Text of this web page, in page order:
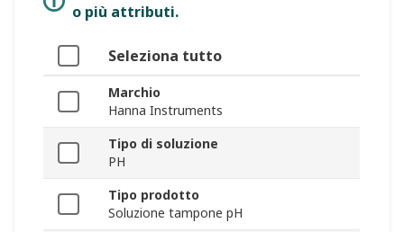
o più attributi.
Seleziona tutto
Marchio
Hanna Instruments
Tipo di soluzione
PH
Tipo prodotto
Soluzione tampone pH